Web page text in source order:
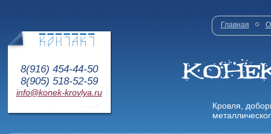
8(916) 454-44-50
8(905) 518-52-59
info@konek-krovlya.ru
Главная О
Кровля,